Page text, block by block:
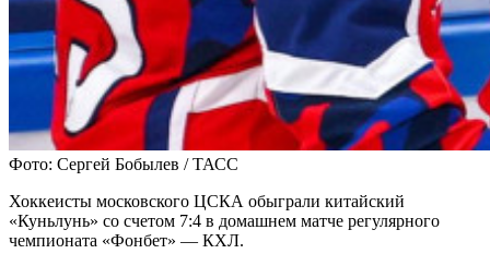
Фото: Сергей Бобылев / ТАСС
Хоккеисты московского ЦСКА обыграли китайский
«Куньлунь» со счетом 7:4 в домашнем матче регулярного
чемпионата «Фонбет» — КХЛ.